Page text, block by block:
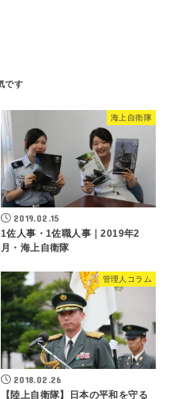
海上自衛隊
2019.02.15
1佐人事・1佐職人事｜2019年2
月・海上自衛隊
管理人コラム
2018.02.26
【陸上自衛隊】日本の平和を守る